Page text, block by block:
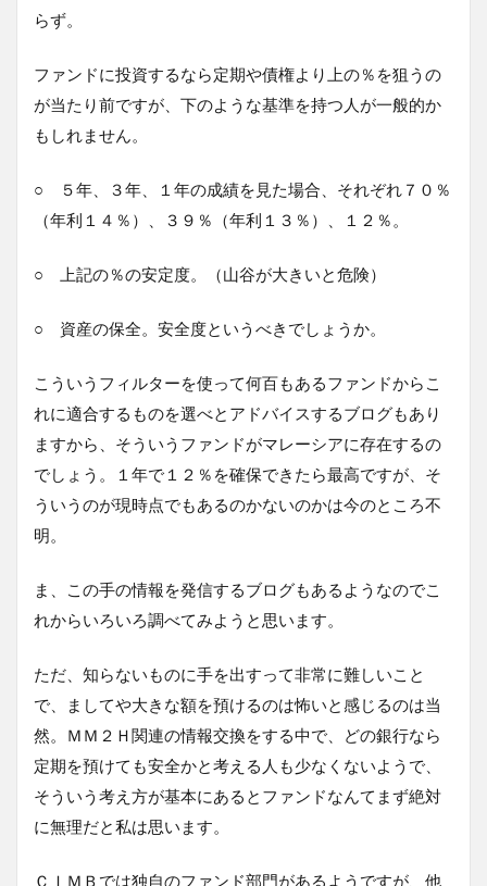
らず。
ファンドに投資するなら定期や債権より上の％を狙うの
が当たり前ですが、下のような基準を持つ人が一般的か
もしれません。
○ ５年、３年、１年の成績を見た場合、それぞれ７０％
（年利１４％）、３９％（年利１３％）、１２％。
○ 上記の％の安定度。（山谷が大きいと危険）
○ 資産の保全。安全度というべきでしょうか。
こういうフィルターを使って何百もあるファンドからこ
れに適合するものを選べとアドバイスするブログもあり
ますから、そういうファンドがマレーシアに存在するの
でしょう。１年で１２％を確保できたら最高ですが、そ
ういうのが現時点でもあるのかないのかは今のところ不
明。
ま、この手の情報を発信するブログもあるようなのでこ
れからいろいろ調べてみようと思います。
ただ、知らないものに手を出すって非常に難しいこと
で、ましてや大きな額を預けるのは怖いと感じるのは当
然。ＭＭ２Ｈ関連の情報交換をする中で、どの銀行なら
定期を預けても安全かと考える人も少なくないようで、
そういう考え方が基本にあるとファンドなんてまず絶対
に無理だと私は思います。
ＣＩＭＢでは独自のファンド部門があるようですが、他